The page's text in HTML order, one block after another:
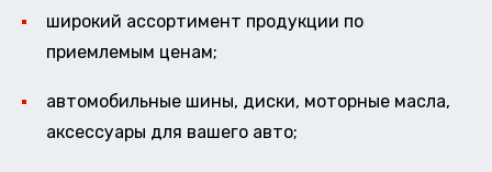
широкий ассортимент продукции по
приемлемым ценам;
автомобильные шины, диски, моторные масла,
аксессуары для вашего авто;